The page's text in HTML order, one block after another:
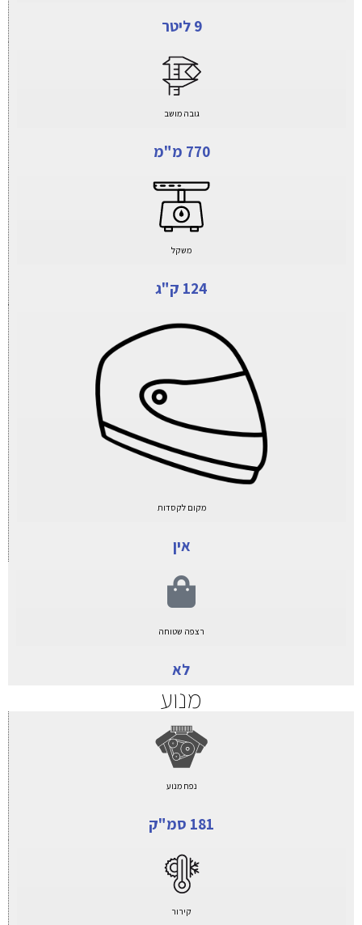
9 ליטר
גובה מושב
770 מ"מ
משקל
124 ק"ג
מקום לקסדות
אין
רצפה שטוחה
לא
מנוע
נפח מנוע
181 סמ"ק
קירור